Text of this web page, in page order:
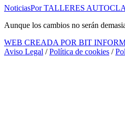
NoticiasPorTALLERES
Aunque los cambios no serán
WEB CREADA POR BIT
Aviso Legal /Política de cookies /